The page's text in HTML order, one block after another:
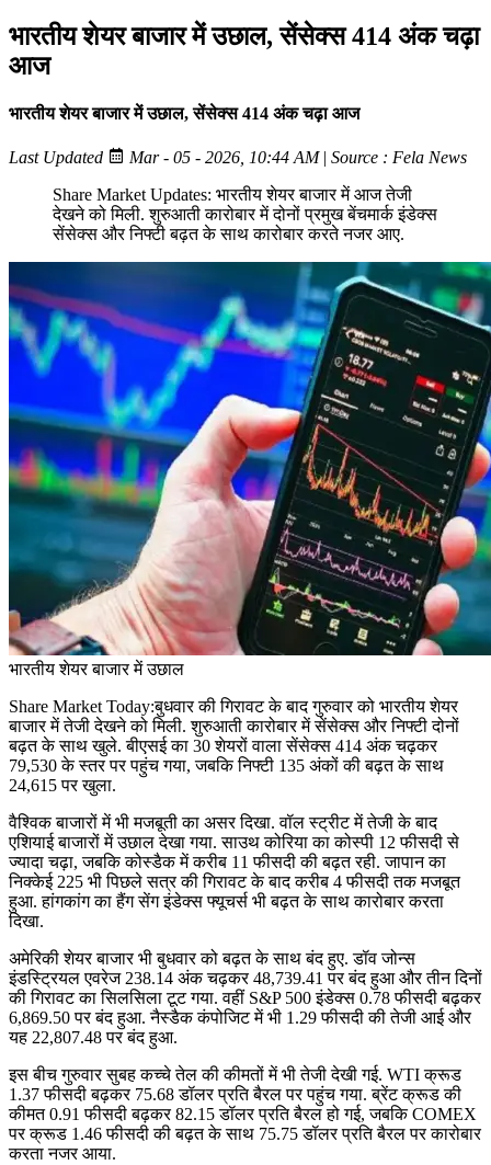
भारतीय शेयर बाजार में उछाल, सेंसेक्स 414 अंक चढ़ा
आज
भारतीय शेयर बाजार में उछाल, सेंसेक्स 414 अंक चढ़ा आज
Last Updated Mar - 05 - 2026, 10:44 AM| Source : Fela News
Share Market Updates: भारतीय शेयर बाजार में आज तेजी
देखने को मिली. शुरुआती कारोबार में दोनों प्रमुख बेंचमार्क इंडेक्स
सेंसेक्स और निफ्टी बढ़त के साथ कारोबार करते नजर आए.
भारतीय शेयर बाजार में उछाल
Share Market Today:बुधवार की गिरावट के बाद गुरुवार को भारतीय शेयर
बाजार में तेजी देखने को मिली. शुरुआती कारोबार में सेंसेक्स और निफ्टी दोनों
बढ़त के साथ खुले. बीएसई का 30 शेयरों वाला सेंसेक्स 414 अंक चढ़कर
79,530 के स्तर पर पहुंच गया, जबकि निफ्टी 135 अंकों की बढ़त के साथ
24,615 पर खुला.
वैश्विक बाजारों में भी मजबूती का असर दिखा. वॉल स्ट्रीट में तेजी के बाद
एशियाई बाजारों में उछाल देखा गया. साउथ कोरिया का कोस्पी 12 फीसदी से
ज्यादा चढ़ा, जबकि कोस्डैक में करीब 11 फीसदी की बढ़त रही. जापान का
निक्केई 225 भी पिछले सत्र की गिरावट के बाद करीब 4 फीसदी तक मजबूत
हुआ. हांगकांग का हैंग सेंग इंडेक्स फ्यूचर्स भी बढ़त के साथ कारोबार करता
दिखा.
अमेरिकी शेयर बाजार भी बुधवार को बढ़त के साथ बंद हुए. डॉव जोन्स
इंडस्ट्रियल एवरेज 238.14 अंक चढ़कर 48,739.41 पर बंद हुआ और तीन दिनों
की गिरावट का सिलसिला टूट गया. वहीं S&P 500 इंडेक्स 0.78 फीसदी बढ़कर
6,869.50 पर बंद हुआ. नैस्डैक कंपोजिट में भी 1.29 फीसदी की तेजी आई और
यह 22,807.48 पर बंद हुआ.
इस बीच गुरुवार सुबह कच्चे तेल की कीमतों में भी तेजी देखी गई. WTI क्रूड
1.37 फीसदी बढ़कर 75.68 डॉलर प्रति बैरल पर पहुंच गया. ब्रेंट क्रूड की
कीमत 0.91 फीसदी बढ़कर 82.15 डॉलर प्रति बैरल हो गई, जबकि COMEX
पर क्रूड 1.46 फीसदी की बढ़त के साथ 75.75 डॉलर प्रति बैरल पर कारोबार
करता नजर आया.